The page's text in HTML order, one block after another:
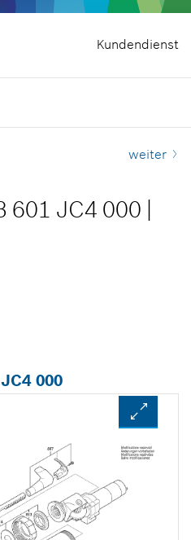
Kundendienst
weiter
601 JC4 000
000